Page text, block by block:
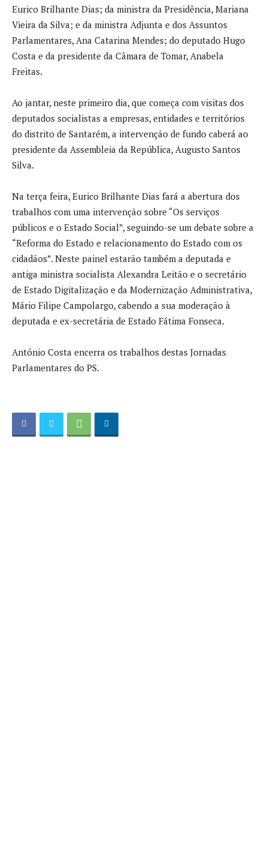
Eurico Brilhante Dias; da ministra da Presidência, Mariana
Vieira da Silva; e da ministra Adjunta e dos Assuntos
Parlamentares, Ana Catarina Mendes; do deputado Hugo
Costa e da presidente da Câmara de Tomar, Anabela
Freitas.
Ao jantar, neste primeiro dia, que começa com visitas dos
deputados socialistas a empresas, entidades e territórios
do distrito de Santarém, a intervenção de fundo caberá ao
presidente da Assembleia da República, Augusto Santos
Silva.
Na terça feira, Eurico Brilhante Dias fará a abertura dos
trabalhos com uma intervenção sobre “Os serviços
públicos e o Estado Social”, seguindo-se um debate sobre a
“Reforma do Estado e relacionamento do Estado com os
cidadãos”. Neste painel estarão também a deputada e
antiga ministra socialista Alexandra Leitão e o secretário
de Estado Digitalização e da Modernização Administrativa,
Mário Filipe Campolargo, cabendo a sua moderação à
deputada e ex-secretária de Estado Fátima Fonseca.
António Costa encerra os trabalhos destas Jornadas
Parlamentares do PS.